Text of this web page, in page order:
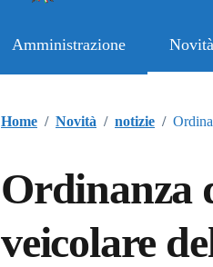
Amministrazione Novità
Home / Novità / notizie /
Ordinanza
veicolare